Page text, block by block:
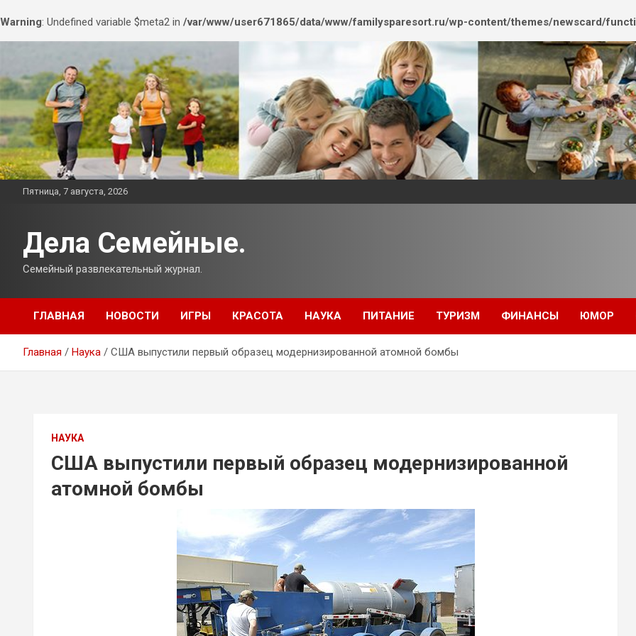
Warning: Undefined variable $meta2 in /var/www/user671865/data/www/familysparesort.ru/wp-content/themes/newscard/
содержимому
Пятница, 7 августа, 2026
Дела Семейные.
Семейный развлекательный журнал.
ГЛАВНАЯ НОВОСТИ ИГРЫ КРАСОТА НАУКА ПИТАНИЕ ТУРИЗМ ФИНАНСЫ ЮМОР
Главная Наука США выпустили первый образец модернизированной атомной бомбы
НАУКА
США выпустили первый образец модернизированной
атомной бомбы